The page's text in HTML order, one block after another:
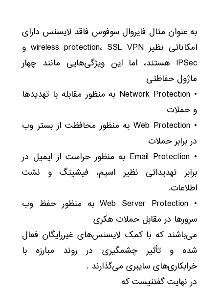
به عنوان مثال فایروال سوفوس فاقد لایسنس دارای
امکاناتی نظیر wireless protection، SSL VPN و
IPSec هستند، اما این ویژگی‌هایی مانند چهار
ماژول حفاظتی
• Network Protection به منظور مقابله با تهدیدها
و حملات
• Web Protection به منظور محافظت از بستر وب
در برابر حملات
• Email Protection به منظور حراست از ایمیل در
برابر تهدیداتی نظیر اسپم، فیشینگ و نشت
اطلاعات.
• Web Server Protection به منظور حفظ وب
سرورها در مقابل حملات هکری
می‌باشند که با کمک لایسنس‌های غیررایگان فعال
شده و تأثیر چشمگیری در روند مبارزه با
خرابکاری‌های سایبری می‌گذارند .
در نهایت گفتنیست که